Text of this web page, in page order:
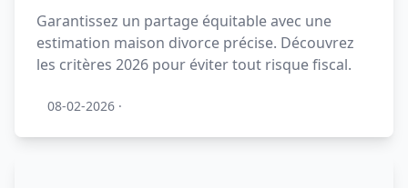
Garantissez un partage équitable avec une
estimation maison divorce précise. Découvrez
les critères 2026 pour éviter tout risque fiscal.
08-02-2026 ·